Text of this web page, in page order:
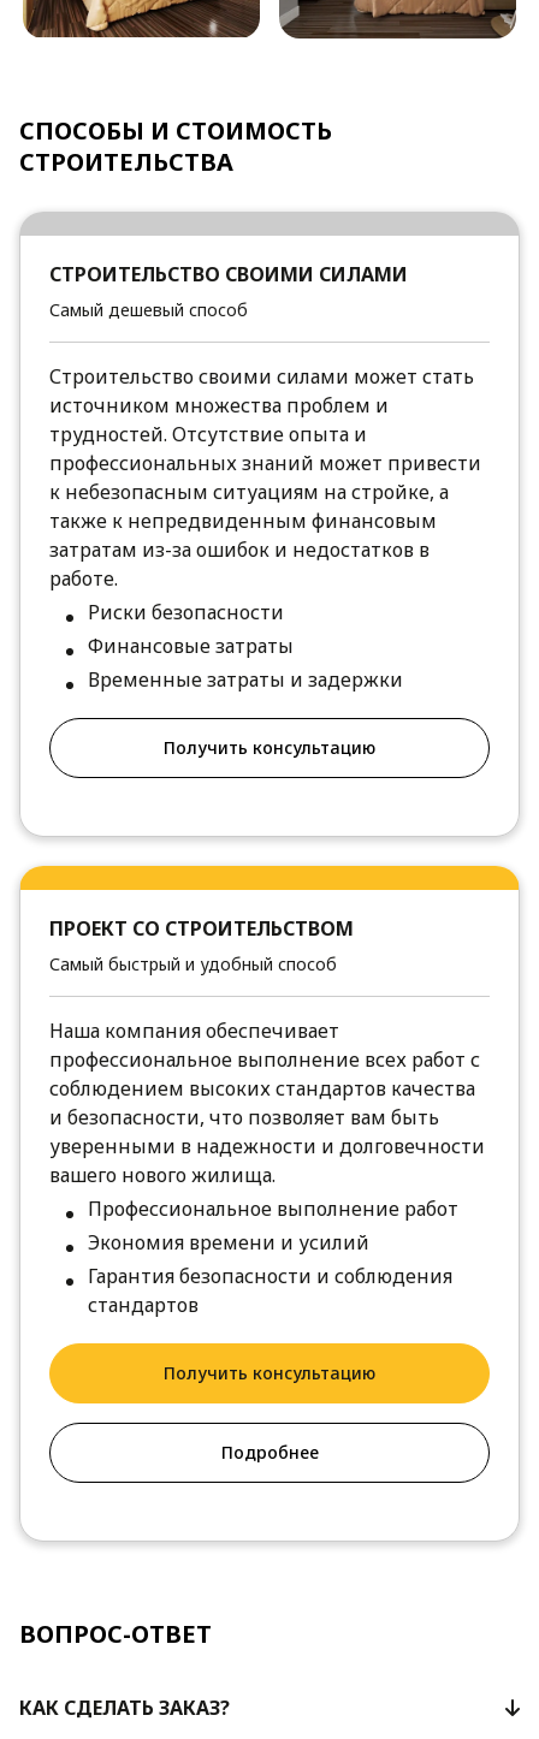
СПОСОБЫ И СТОИМОСТЬ
СТРОИТЕЛЬСТВА
СТРОИТЕЛЬСТВО СВОИМИ СИЛАМИ
Самый дешевый способ
Строительство своими силами может стать
источником множества проблем и
трудностей. Отсутствие опыта и
профессиональных знаний может привести
к небезопасным ситуациям на стройке, а
также к непредвиденным финансовым
затратам из-за ошибок и недостатков в
работе.
Риски безопасности
Финансовые затраты
Временные затраты и задержки
Получить консультацию
ПРОЕКТ СО СТРОИТЕЛЬСТВОМ
Самый быстрый и удобный способ
Наша компания обеспечивает
профессиональное выполнение всех работ с
соблюдением высоких стандартов качества
и безопасности, что позволяет вам быть
уверенными в надежности и долговечности
вашего нового жилища.
Профессиональное выполнение работ
Экономия времени и усилий
Гарантия безопасности и соблюдения
стандартов
Получить консультацию
Подробнее
ВОПРОС-ОТВЕТ
КАК СДЕЛАТЬ ЗАКАЗ?